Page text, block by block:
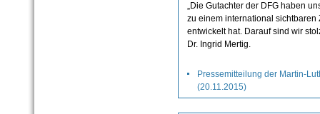
„Die Gutachter der DFG haben
zu einem international sichtbaren
entwickelt hat. Darauf sind wir
Dr. Ingrid Mertig.
Pressemitteilung der Martin-
(20.11.2015)